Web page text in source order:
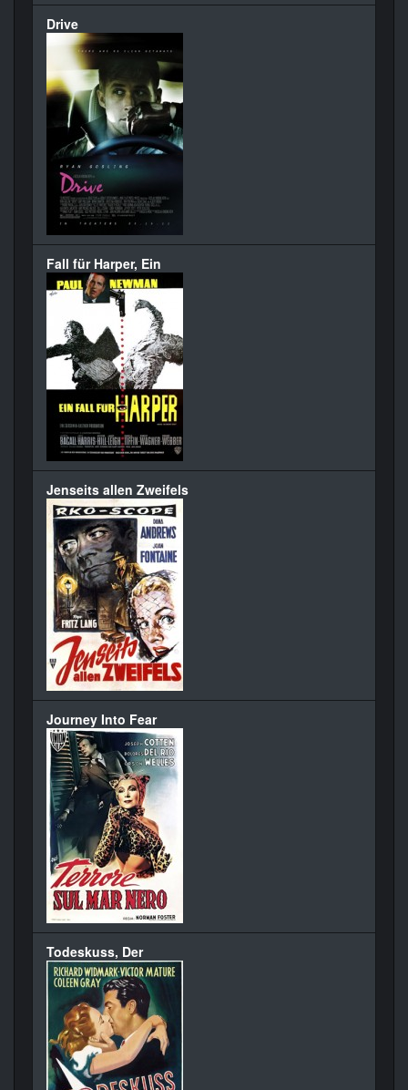
Drive
Fall für Harper, Ein
Jenseits allen Zweifels
Journey Into Fear
Todeskuss, Der